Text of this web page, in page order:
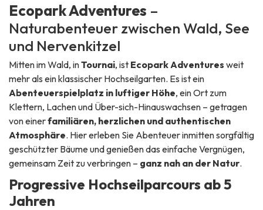
Ecopark Adventures –
Naturabenteuer zwischen Wald, See
und Nervenkitzel
Mitten im Wald, inTournai, ist Ecopark Adventures weit
mehr als ein klassischer Hochseilgarten. Es ist ein
Abenteuerspielplatz in luftiger Höhe, ein Ort zum
Klettern, Lachen und Über-sich-Hinauswachsen – getragen
von einerfamiliären, herzlichen und authentischen
Atmosphäre. Hier erleben Sie Abenteuer inmitten sorgfältig
geschützter Bäume und genießen das einfache Vergnügen,
gemeinsam Zeit zu verbringen – ganz nah an der Natur.
Progressive Hochseilparcours ab 5
Jahren